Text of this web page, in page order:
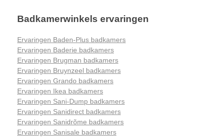
Badkamerwinkels ervaringen
Ervaringen Baden-Plus badkamers
Ervaringen Baderie badkamers
Ervaringen Brugman badkamers
Ervaringen Bruynzeel badkamers
Ervaringen Grando badkamers
Ervaringen Ikea badkamers
Ervaringen Sani-Dump badkamers
Ervaringen Sanidirect badkamers
Ervaringen Sanidrõme badkamers
Ervaringen Sanisale badkamers